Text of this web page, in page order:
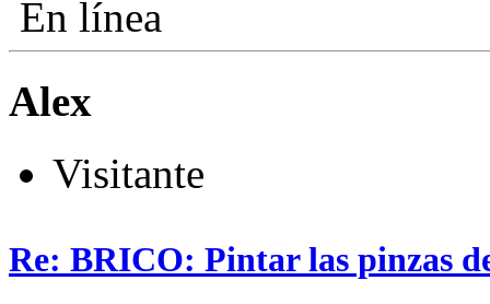
En línea
Alex
Visitante
Re: BRICO: Pintar las pinzas